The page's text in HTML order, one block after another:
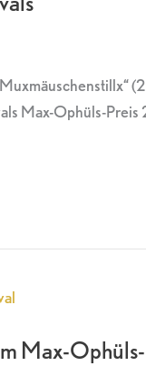
Max-Ophüls-
Max-